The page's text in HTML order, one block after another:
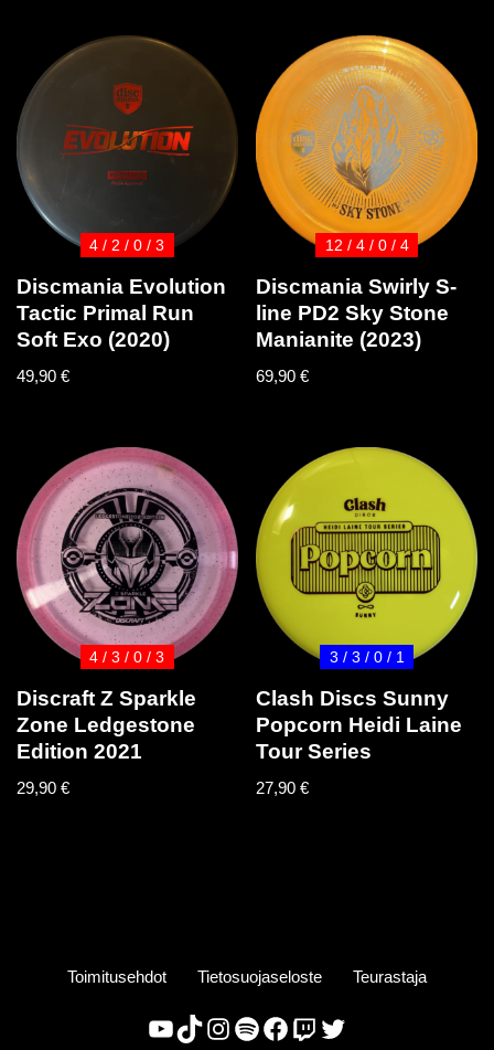
4 / 2 / 0 / 3
Discmania Evolution
Tactic Primal Run
Soft Exo (2020)
49,90 €
12 / 4 / 0 / 4
Discmania Swirly S-
line PD2 Sky Stone
Manianite (2023)
69,90€
4 / 3 / 0 / 3
Discraft Z Sparkle
Zone Ledgestone
Edition 2021
29,90 €
3 / 3 / 0 / 1
Clash Discs Sunny
Popcorn Heidi Laine
Tour Series
27,90€
Toimitusehdot Tietosuojaseloste Teurastaja